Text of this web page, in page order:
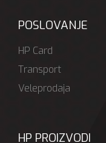
POSLOVANJE
HP Card
Transport
Veleprodaja
HP PROIZVODI